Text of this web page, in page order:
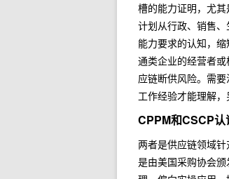
槽的能力证明，尤
计划从行政、销售
能力要求的认知，
通类企业的经营者
应链断供风险。需
工作经验才能理解
CPPM和CSCP认
两者是供应链领域
是由美国采购协会